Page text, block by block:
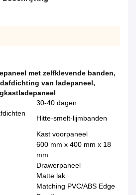
met zelfklevende banden,
van ladepaneel,
30-40 dagen
Hitte-smelt-lijmbanden
Kast voorpaneel
600 mm x 400 mm x 18
mm
Drawerpaneel
Matte lak
Matching PVC/ABS Edge